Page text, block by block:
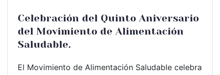
Celebración del Quinto Aniversario
del Movimiento de Alimentación
Saludable.
El Movimiento de Alimentación Saludable celebra